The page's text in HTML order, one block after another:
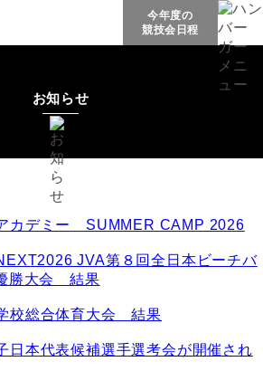
今年度の
競技会日程
お知らせ
カデミー SUMMER CAMP 2026
JVA第８回全日本ビーチバ
勝大会 結果
校総合体育大会 結果
日本代表候補選手選考会が開催され